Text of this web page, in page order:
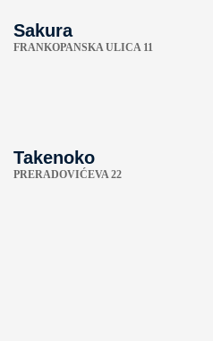
Sakura
FRANKOPANSKA ULICA 11
Takenoko
PRERADOVIĆEVA 22